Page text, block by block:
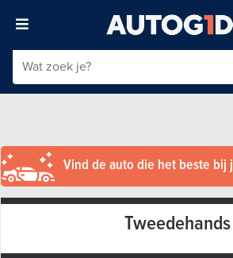
Vind de auto die het beste bij
Tweedehands